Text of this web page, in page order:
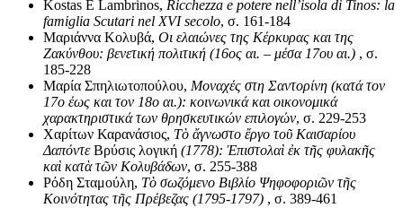
Kostas E Lambrinos, Ricchezza e potere nell’isola di Tinos: la
famiglia Scutari nel XVI secolo, σ. 161-184
Μαριάννα Κολυβά, Οι ελαιώνες της Κέρκυρας και της
Ζακύνθου: βενετική πολιτική (16ος αι. – μέσα 17ου αι.) , σ.
185-228
Μαρία Σπηλιωτοπούλου, Μοναχές στη Σαντορίνη (κατά τον
17ο έως και τον 18ο αι.): κοινωνικά και οικονομικά
χαρακτηριστικά των θρησκευτικών επιλογών, σ. 229-253
Χαρίτων Καρανάσιος, Τὸ ἄγνωστο ἔργο τοῦΚαισαρίου
ΔαπόντεΒρύσις λογική (1778): Ἐπιστολαὶ ἐκ τῆς φυλακῆς
καὶ κατὰτῶν Κολυβάδων, σ. 255-388
Ρόδη Σταμούλη, Τὸ σωζόμενο Βιβλίο Ψηφοφοριῶν τῆς
Κοινότητας τῆς Πρέβεζας (1795-1797) , σ. 389-461